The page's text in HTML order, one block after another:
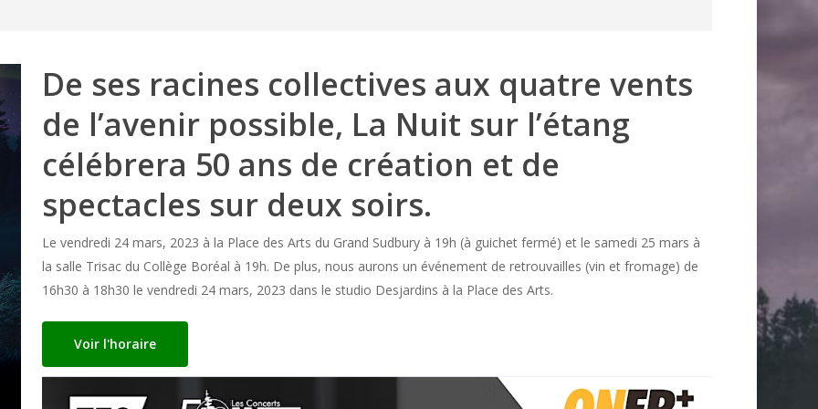
De ses racines collectives aux quatre vents
de l’avenir possible, La Nuit sur l’étang
célébrera 50 ans de création et de
spectacles sur deux soirs.
Le vendredi 24 mars, 2023 à la Place des Arts du Grand Sudbury à 19h (à guichet fermé) et le samedi 25 mars à
la salle Trisac du Collège Boréal à 19h. De plus, nous aurons un événement de retrouvailles (vin et fromage) de
16h30 à 18h30 le vendredi 24 mars, 2023 dans le studio Desjardins à la Place des Arts.
Voir l'horaire